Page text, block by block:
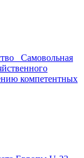
Самовольная
компетентных